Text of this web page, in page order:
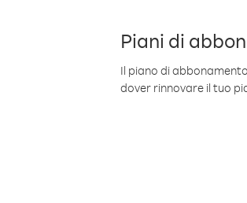
Piani di
Il piano di
dover rinnovare il tuo